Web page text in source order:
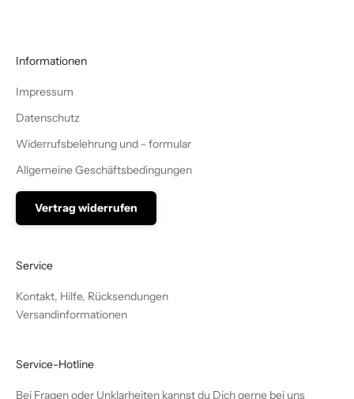
Informationen
Impressum
Datenschutz
Widerrufsbelehrung und - formular
Allgemeine Geschäftsbedingungen
Vertrag widerrufen
Service
Kontakt, Hilfe, Rücksendungen
Versandinformationen
Service-Hotline
Bei Fragen oder Unklarheiten kannst du Dich gerne bei uns